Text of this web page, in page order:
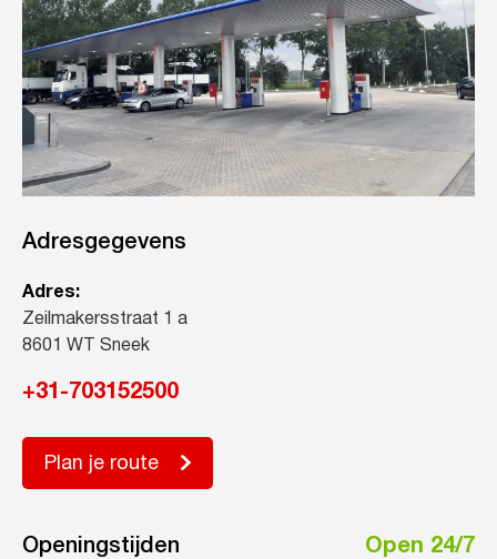
Adresgegevens
Adres:
Zeilmakersstraat 1 a
8601 WT Sneek
+31-703152500
Plan je route
Openingstijden Open 24/7